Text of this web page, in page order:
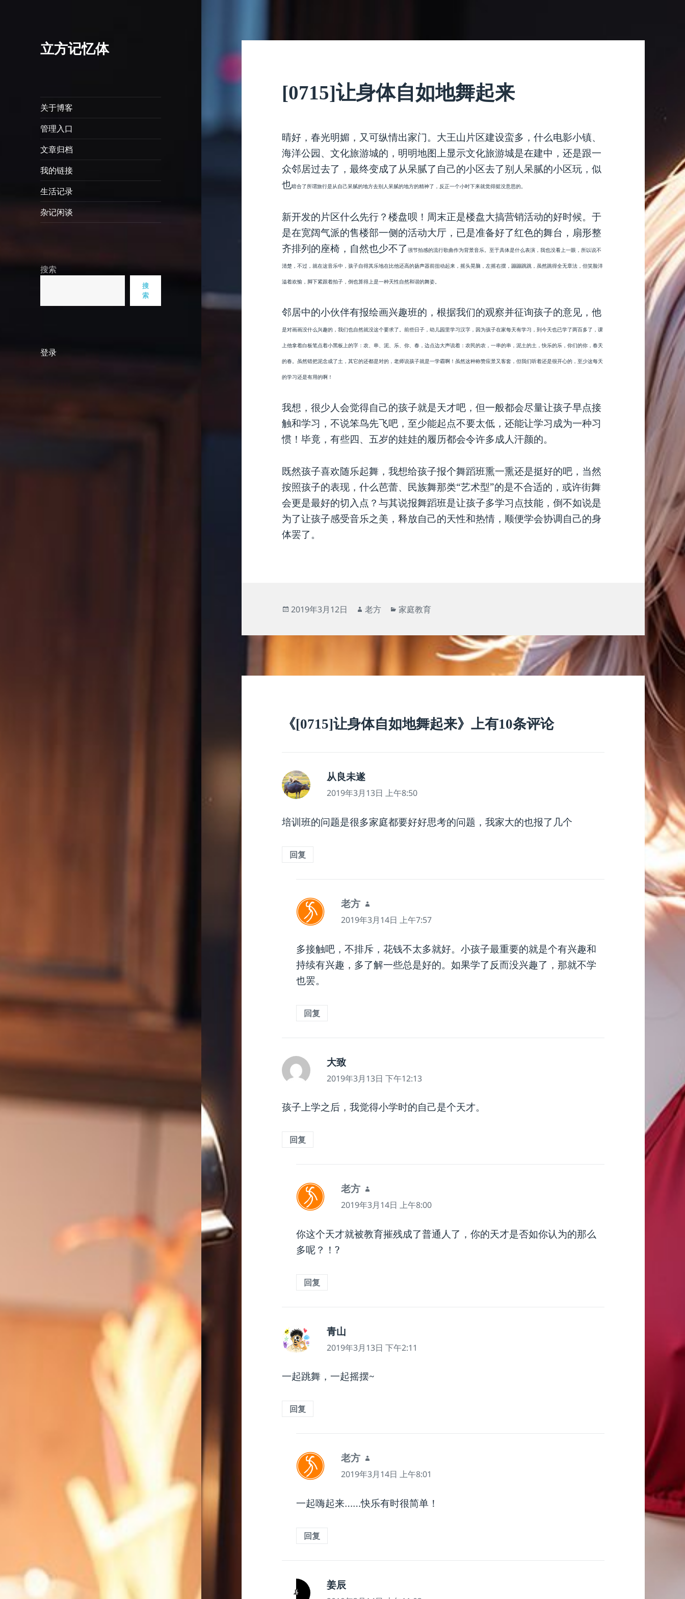
立方记忆体
关于博客
管理入口
文章归档
我的链接
生活记录
杂记闲谈
搜索
搜
索
登录
[0715]让身体自如地舞起来
晴好，春光明媚，又可纵情出家门。大王山片区建设蛮多，什么电影小镇、
海洋公园、文化旅游城的，明明地图上显示文化旅游城是在建中，还是跟一
众邻居过去了，最终变成了从呆腻了自己的小区去了别人呆腻的小区玩，似
也暗合了所谓旅行是从自己呆腻的地方去别人呆腻的地方的精神了， 反正一个小时下来就觉得挺没意思的。
新开发的片区什么先行？楼盘呗！周末正是楼盘大搞营销活动的好时候。于
是在宽阔气派的售楼部一侧的活动大厅，已是准备好了红色的舞台，扇形整
齐排列的座椅，自然也少不了强节拍感的流行歌曲作为背景音乐。至于具体是什么表演，我也没看上一眼，所以说不
清楚，不过，就在这音乐中，孩子自得其乐地在比他还高的扬声器前扭动起来，摇头晃脑，左摇右摆，蹦蹦跳跳，虽然跳得全无章法，但笑脸洋
溢着欢愉，脚下紧跟着拍子，倒也算得上是一种天性自然和谐的舞姿。
邻居中的小伙伴有报绘画兴趣班的，根据我们的观察并征询孩子的意见，他
是对画画没什么兴趣的，我们也自然就没这个要求了。前些日子，幼儿园里学习汉字，因为孩子在家每天有学习，到今天也已学了两百多了，课
上他拿着白板笔点着小黑板上的字：农、串、泥、乐、你、春，边点边大声说着：农民的农，一串的串，泥土的土，快乐的乐，你们的你，春天
的春。虽然错把泥念成了土，其它的还都是对的，老师说孩子就是一学霸啊！虽然这种称赞应景又客套，但我们听着还是很开心的，至少这每天
的学习还是有用的啊！
我想，很少人会觉得自己的孩子就是天才吧，但一般都会尽量让孩子早点接
触和学习，不说笨鸟先飞吧，至少能起点不要太低，还能让学习成为一种习
惯！毕竟，有些四、五岁的娃娃的履历都会令许多成人汗颜的。
既然孩子喜欢随乐起舞，我想给孩子报个舞蹈班熏一熏还是挺好的吧，当然
按照孩子的表现，什么芭蕾、民族舞那类“艺术型”的是不合适的，或许街舞
会更是最好的切入点？与其说报舞蹈班是让孩子多学习点技能，倒不如说是
为了让孩子感受音乐之美，释放自己的天性和热情，顺便学会协调自己的身
体罢了。
发
于
2019年3月12日
作
老方
分
家庭教育
《[0715]让身体自如地舞起来》上有10条评论
从良未遂
道：
2019年3月13日 上午8:50
培训班的问题是很多家庭都要好好思考的问题，我家大的也报了几个
回复
老方
说
道：
2019年3月14日 上午7:57
多接触吧，不排斥，花钱不太多就好。小孩子最重要的就是个有兴趣和
持续有兴趣，多了解一些总是好的。如果学了反而没兴趣了，那就不学
也罢。
回复
大致
道：
2019年3月13日 下午12:13
孩子上学之后，我觉得小学时的自己是个天才。
回复
老方
说
道：
2019年3月14日 上午8:00
你这个天才就被教育摧残成了普通人了，你的天才是否如你认为的那么
多呢？！?
回复
青山
道：
2019年3月13日 下午2:11
一起跳舞，一起摇摆~
回复
老方
说
道：
2019年3月14日 上午8:01
一起嗨起来……快乐有时很简单！
回复
姜辰